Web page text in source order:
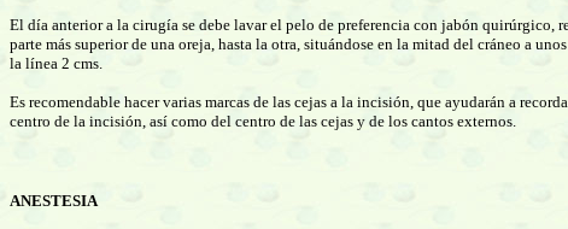
El día anterior a la cirugía se debe lavar el pelo de preferencia con jabón quirúrgico,
parte más superior de una oreja, hasta la otra, situándose en la mitad del cráneo a
la línea 2 cms.
Es recomendable hacer varias marcas de las cejas a la incisión, que ayudarán a
centro de la incisión, así como del centro de las cejas y de los cantos externos.
ANESTESIA